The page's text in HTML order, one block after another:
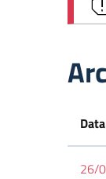
Data
26/